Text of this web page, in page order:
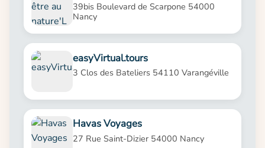
39bis Boulevard de Scarpone 54000
Nancy
easyVirtual.tours
3 Clos des Bateliers 54110 Varangéville
Havas Voyages
27 Rue Saint-Dizier 54000 Nancy